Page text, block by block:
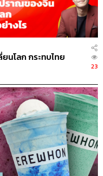
นโลก กระทบไทย
23